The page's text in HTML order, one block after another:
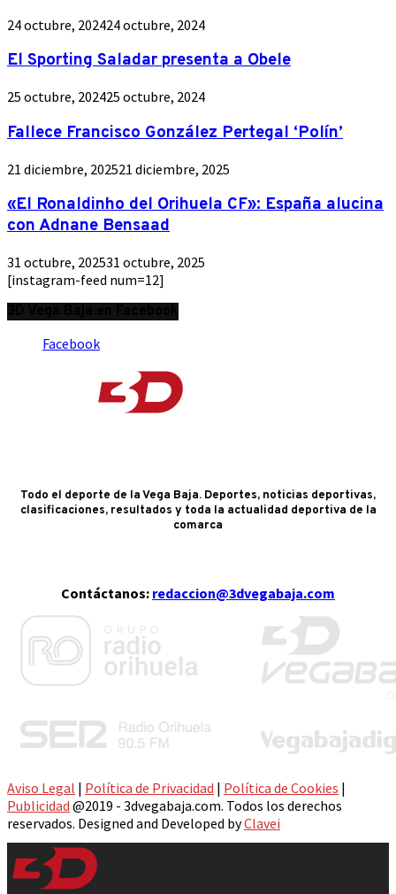
24 octubre, 202424 octubre, 2024
El Sporting Saladar presenta a Obele
25 octubre, 202425 octubre, 2024
Fallece Francisco González Pertegal ‘Polín’
21 diciembre, 202521 diciembre, 2025
«El Ronaldinho del Orihuela CF»: España alucina
con Adnane Bensaad
31 octubre, 202531 octubre, 2025
[instagram-feed num=12]
Facebook
Todo el deporte de la Vega Baja. Deportes, noticias deportivas,
clasificaciones, resultados y toda la actualidad deportiva de la
comarca
Contáctanos: redaccion@3dvegabaja.com
Aviso Legal | Política de Privacidad | Política de Cookies |
Publicidad @2019 - 3dvegabaja.com. Todos los derechos
reservados. Designed and Developed byClavei